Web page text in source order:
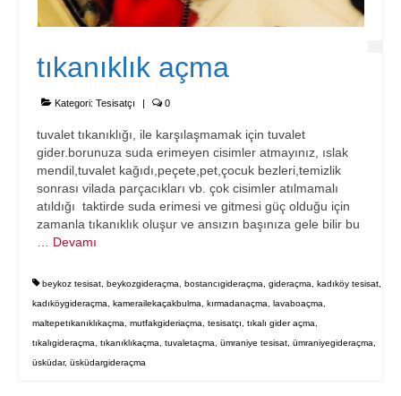
tıkanıklık açma
Kategori: Tesisatçı | 0
tuvalet tıkanıklığı, ile karşılaşmamak için tuvalet
gider.borunuza suda erimeyen cisimler atmayınız, ıslak
mendil,tuvalet kağıdı,peçete,pet,çocuk bezleri,temizlik
sonrası vilada parçacıkları vb. çok cisimler atılmamalı
atıldığı taktirde suda erimesi ve gitmesi güç olduğu için
zamanla tıkanıklık oluşur ve ansızın başınıza gele bilir bu
Devamı
beykoz tesisat beykozgideraçma bostancıgideraçma gideraçma kadıköy tesisat
kadıköygideraçma
kamerailekaçakbulma kırmadanaçma lavaboaçma
maltepetıkanıklıkaçma
mutfakgideriaçma tesisatçı tıkalı gider açma
tıkalıgideraçma
tıkanıklıkaçma tuvaletaçma ümraniye tesisat ümraniyegideraçma
üsküdar, üsküdargideraçma